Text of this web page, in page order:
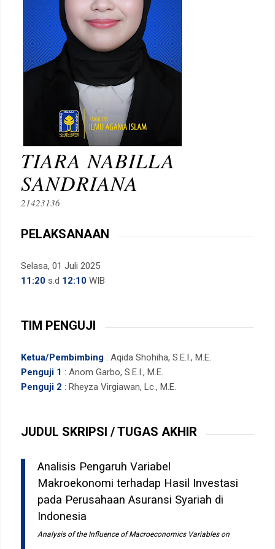
TIARA NABILLA
SANDRIANA
21423136
PELAKSANAAN
Selasa, 01 Juli 2025
11:20s.d 12:10WIB
TIM PENGUJI
Ketua/Pembimbing: Aqida Shohiha, S.E.I., M.E.
Penguji 1 : Anom Garbo, S.E.I., M.E.
Penguji 2 : Rheyza Virgiawan, Lc., M.E.
JUDUL SKRIPSI / TUGAS AKHIR
Analisis Pengaruh Variabel
Makroekonomi terhadap Hasil Investasi
pada Perusahaan Asuransi Syariah di
Indonesia
Analysis of the Influence of Macroeconomics Variables on